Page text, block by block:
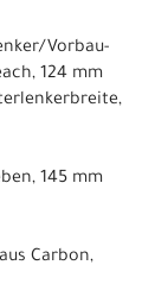
Vorbau-
124 mm
145 mm
Carbon,